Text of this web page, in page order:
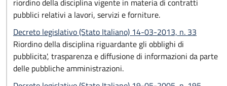
riordino della disciplina vigente in materia di contratti
pubblici relativi a lavori, servizi e forniture.
Decreto legislativo (Stato Italiano) 14-03-2013, n. 33
Riordino della disciplina riguardante gli obblighi di
pubblicita', trasparenza e diffusione di informazioni da parte
delle pubbliche amministrazioni.